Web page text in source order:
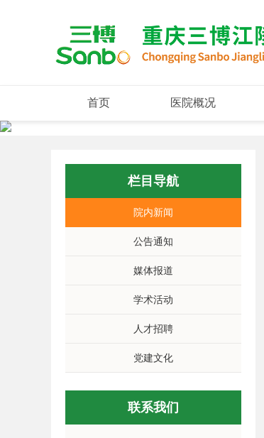
首页 医院概况
栏目导航
院内新闻
公告通知
媒体报道
学术活动
人才招聘
党建文化
联系我们